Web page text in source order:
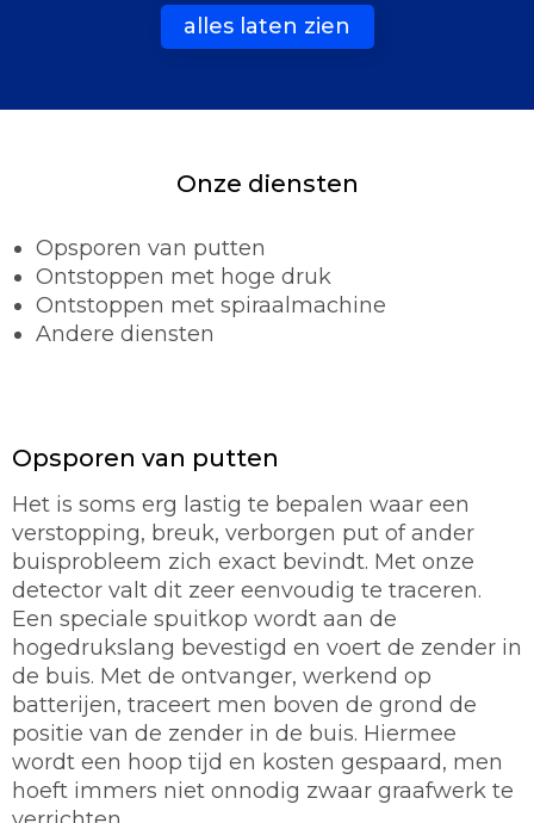
alles laten zien
Onze diensten
Opsporen van putten
Ontstoppen met hoge druk
Ontstoppen met spiraalmachine
Andere diensten
Opsporen van putten
Het is soms erg lastig te bepalen waar een
verstopping, breuk, verborgen put of ander
buisprobleem zich exact bevindt. Met onze
detector valt dit zeer eenvoudig te traceren.
Een speciale spuitkop wordt aan de
hogedrukslang bevestigd en voert de zender in
de buis. Met de ontvanger, werkend op
batterijen, traceert men boven de grond de
positie van de zender in de buis. Hiermee
wordt een hoop tijd en kosten gespaard, men
hoeft immers niet onnodig zwaar graafwerk te